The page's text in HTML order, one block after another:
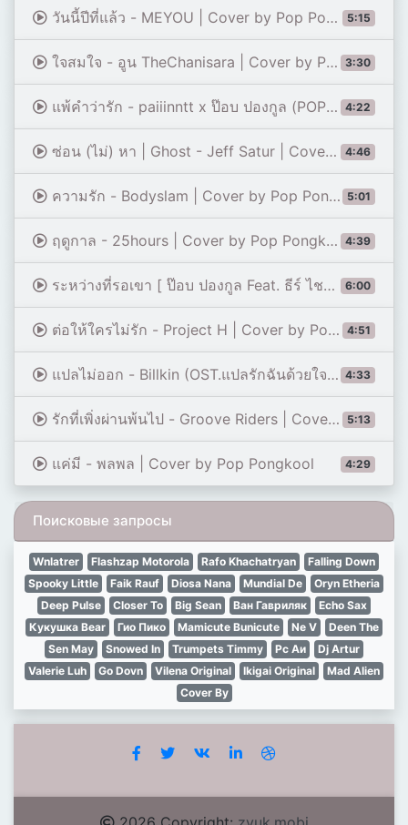
5:15
วันนี้ปีที่แล้ว - MEYOU | Cover by Pop Pongkool
3:30
ใจสมใจ - อูน TheChanisara | Cover by Pop Pongkool
4:22
แพ้คำว่ารัก - paiiinntt x ป๊อบ ปองกูล (POP PONGKOOL) I 「Originals and paiiinntt」
4:46
ซ่อน (ไม่) หา | Ghost - Jeff Satur | Cover by Pop Pongkool
5:01
ความรัก - Bodyslam | Cover by Pop Pongkool
4:39
ฤดูกาล - 25hours | Cover by Pop Pongkool
6:00
ระหว่างที่รอเขา [ ป๊อบ ปองกูล Feat. ธีร์ ไชยเดช ] POP PONGKOOL
4:51
ต่อให้ใครไม่รัก - Project H | Cover by Pop Pongkool
4:33
แปลไม่ออก - Billkin (OST.แปลรักฉันด้วยใจเธอ) | Cover by Pop Pongkool
5:13
รักที่เพิ่งผ่านพ้นไป - Groove Riders | Cover by Pop Pongkool
4:29
แค่มี - พลพล | Cover by Pop Pongkool
Поисковые запросы
Wnlatrer Flashzap Motorola Rafo Khachatryan
Falling Down
Spooky Little
Faik Rauf Diosa Nana Mundial De
Oryn Etheria
Deep Pulse
Closer To Big Sean Ван Гавриляк
Echo Sax
Кукушка Bear
Гио Пико Mamicute Bunicute Ne V
Deen The
Sen May
Snowed In Trumpets Timmy Рс Аи
Dj Artur
Valerie Luh
Go Dovn Vilena Original Ikigai Original
Mad Alien
Cover By